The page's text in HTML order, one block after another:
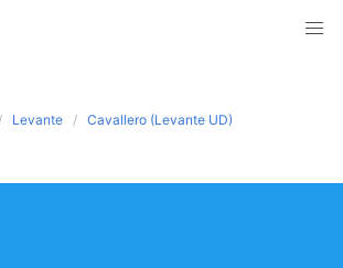
Levante Cavallero (Levante UD)